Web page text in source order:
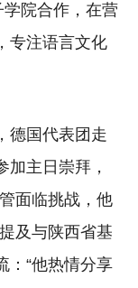
学院合作，在营
专注语言文化
德国代表团走
加主日崇拜，
面临挑战，他
及与陕西省基
：“他热情分享